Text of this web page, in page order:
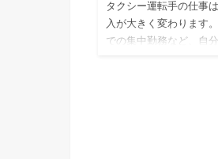
タクシー運転手の仕事
入が大きく変わります
での集中勤務など、自